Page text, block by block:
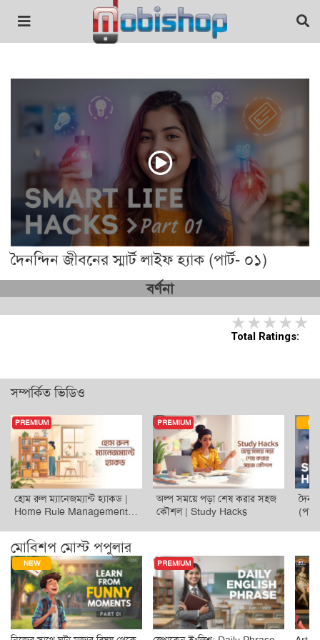
দৈনন্দিন জীবনের স্মার্ট লাইফ হ্যাক (পার্ট- ০১)
বর্ণনা
4
3
2 stars
1 star
Total Ratings:
সম্পর্কিত ভিডিও
PREMIUM
হোম রুল ম্যানেজম্যান্ট হ্যাকড |
Home Rule Management
PREMIUM
অল্প সময়ে পড়া শেষ করার সহজ
কৌশল | Study Hacks
মোবিশপ মোস্ট পপুলার
NEW PREMIUM